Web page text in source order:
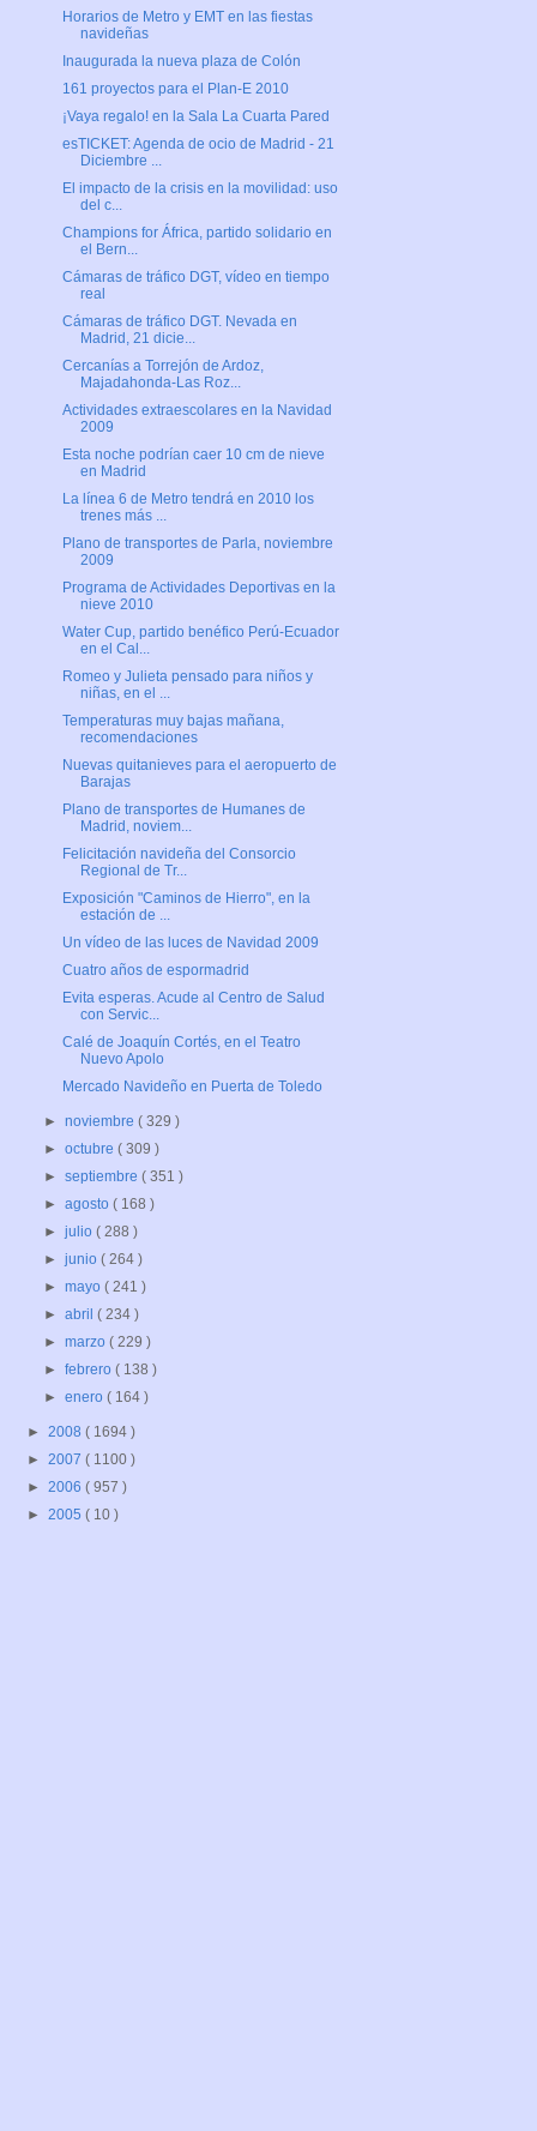
Horarios de Metro y EMT en las fiestas
navideñas
Inaugurada la nueva plaza de Colón
161 proyectos para el Plan-E 2010
¡Vaya regalo! en la Sala La Cuarta Pared
esTICKET: Agenda de ocio de Madrid - 21
Diciembre ...
El impacto de la crisis en la movilidad: uso
del c...
Champions for África, partido solidario en
el Bern...
Cámaras de tráfico DGT, vídeo en tiempo
real
Cámaras de tráfico DGT. Nevada en
Madrid, 21 dicie...
Cercanías a Torrejón de Ardoz,
Majadahonda-Las Roz...
Actividades extraescolares en la Navidad
2009
Esta noche podrían caer 10 cm de nieve
en Madrid
La línea 6 de Metro tendrá en 2010 los
trenes más ...
Plano de transportes de Parla, noviembre
2009
Programa de Actividades Deportivas en la
nieve 2010
Water Cup, partido benéfico Perú-Ecuador
en el Cal...
Romeo y Julieta pensado para niños y
niñas, en el ...
Temperaturas muy bajas mañana,
recomendaciones
Nuevas quitanieves para el aeropuerto de
Barajas
Plano de transportes de Humanes de
Madrid, noviem...
Felicitación navideña del Consorcio
Regional de Tr...
Exposición "Caminos de Hierro", en la
estación de ...
Un vídeo de las luces de Navidad 2009
Cuatro años de espormadrid
Evita esperas. Acude al Centro de Salud
con Servic...
Calé de Joaquín Cortés, en el Teatro
Nuevo Apolo
Mercado Navideño en Puerta de Toledo
►noviembre( 329 )
►octubre( 309 )
►septiembre( 351 )
►agosto( 168 )
►julio( 288 )
►junio( 264 )
►mayo( 241 )
►abril( 234 )
►marzo( 229 )
►febrero( 138 )
►enero( 164 )
► 2008 ( 1694 )
► 2007 ( 1100 )
► 2006 ( 957 )
► 2005 ( 10 )